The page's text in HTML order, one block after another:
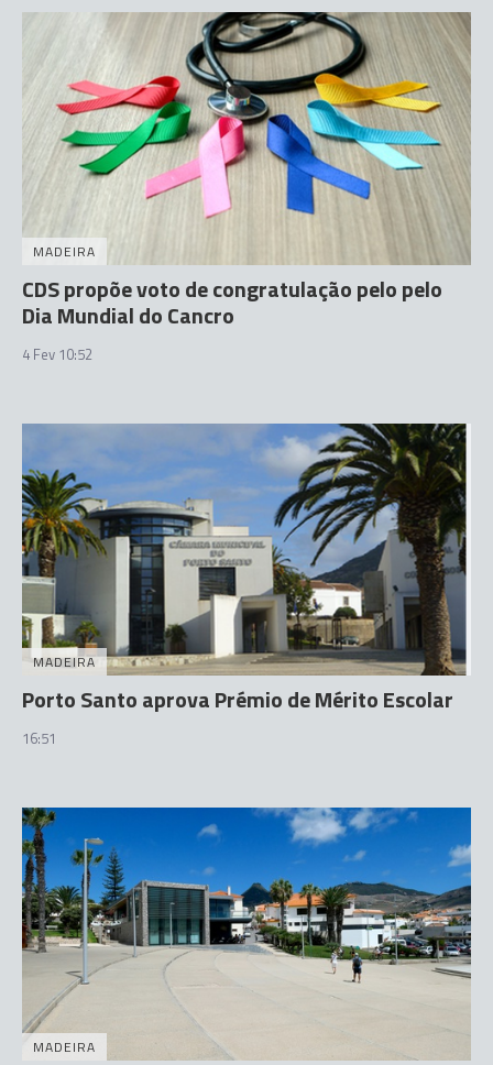
MADEIRA
CDS propõe voto de congratulação pelo pelo
Dia Mundial do Cancro
4 Fev 10:52
MADEIRA
Porto Santo aprova Prémio de Mérito Escolar
16:51
MADEIRA